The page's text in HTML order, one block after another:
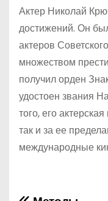
Актер Николай
достижений. Он
актеров
множеством
получил орден
удостоен звания
того, его
так и за ее
международные